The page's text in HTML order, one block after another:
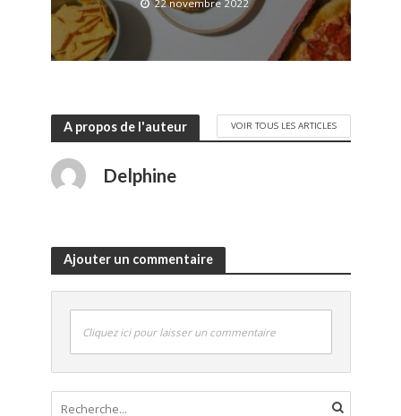
22 novembre 2022
A propos de l'auteur VOIR TOUS LES ARTICLES
Delphine
Ajouter un commentaire
Cliquez ici pour laisser un commentaire